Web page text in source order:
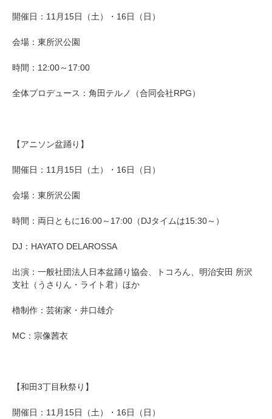
開催日：11月15日（土）・16日（日）
会場：東所沢公園
時間：12:00～17:00
全体プロデュース：角田テルノ（合同会社RPG）
【アニソン盆踊り】
開催日：11月15日（土）・16日（日）
会場：東所沢公園
時間：両日ともに16:00～17:00（DJタイムは15:30～）
DJ：HAYATO DELAROSSA
出演：一般社団法人日本盆踊り協会、トコろん、明治安田 所沢
支社（うさりん・ライト君）ほか
櫓制作：芸術家・井口雄介
MC：宗像茜衣
【和田3丁目秋祭り】
開催日：11月15日（土）・16日（日）